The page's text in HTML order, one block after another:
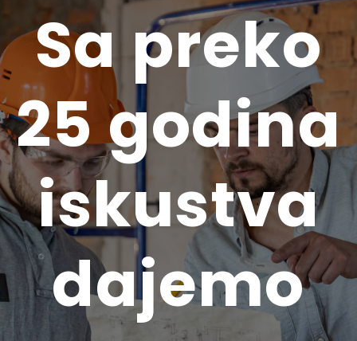
Sa preko
25 godina
iskustva
dajemo